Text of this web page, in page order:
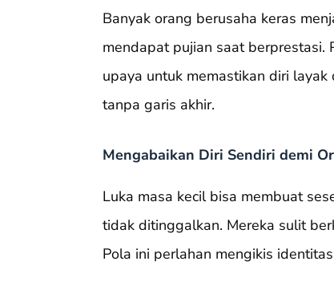
Banyak orang berusaha keras
mendapat pujian saat berprestasi.
upaya untuk memastikan diri
tanpa garis akhir.
Mengabaikan Diri Sendiri demi
Luka masa kecil bisa membuat
tidak ditinggalkan. Mereka sulit
Pola ini perlahan mengikis